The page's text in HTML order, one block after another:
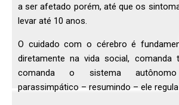
a ser afetado porém, até que os
levar até 10 anos.
O cuidado com o cérebro é
diretamente na vida social, comanda
comanda o sistema
parassimpático – resumindo – ele